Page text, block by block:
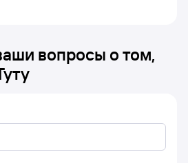
вопросы о том,